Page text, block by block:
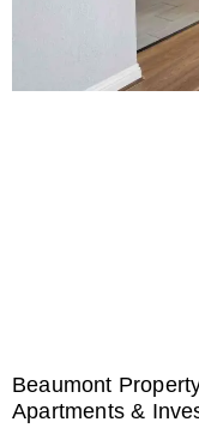
Beaumont
Apartments &